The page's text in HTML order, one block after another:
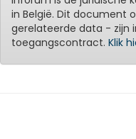
in België. Dit document
gerelateerde data - zijn
toegangscontract. Klik